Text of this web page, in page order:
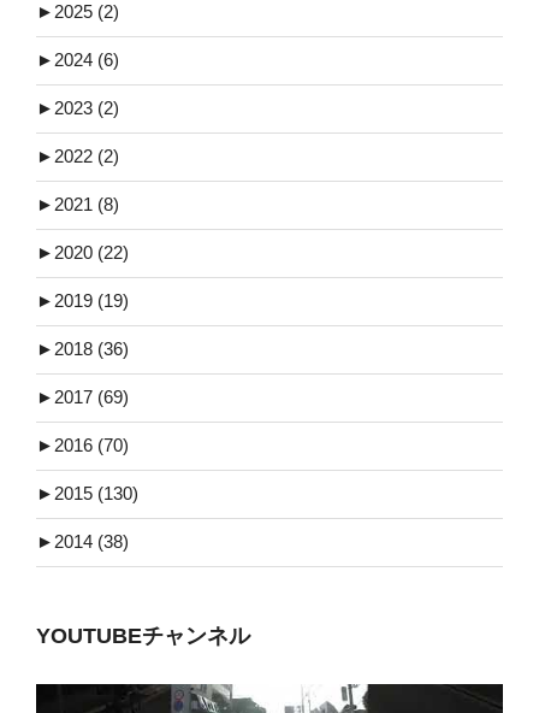
► 2025 (2)
► 2024 (6)
► 2023 (2)
► 2022 (2)
► 2021 (8)
► 2020 (22)
► 2019 (19)
► 2018 (36)
► 2017 (69)
► 2016 (70)
► 2015 (130)
► 2014 (38)
YOUTUBEチャンネル